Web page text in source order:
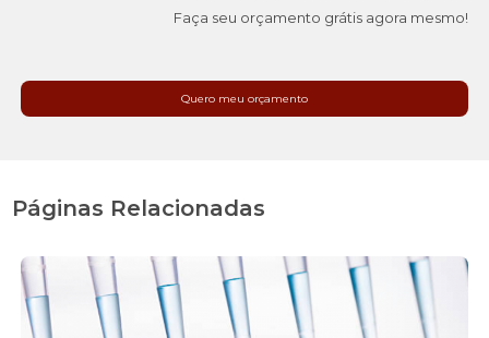
Faça seu orçamento grátis agora mesmo!
Quero meu orçamento
Páginas Relacionadas